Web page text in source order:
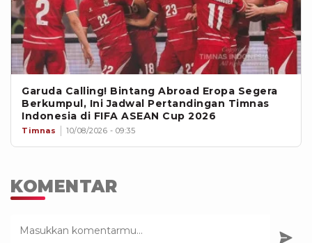
Garuda Calling! Bintang Abroad Eropa Segera
Berkumpul, Ini Jadwal Pertandingan Timnas
Indonesia di FIFA ASEAN Cup 2026
Timnas 10/08/2026 - 09:35
KOMENTAR